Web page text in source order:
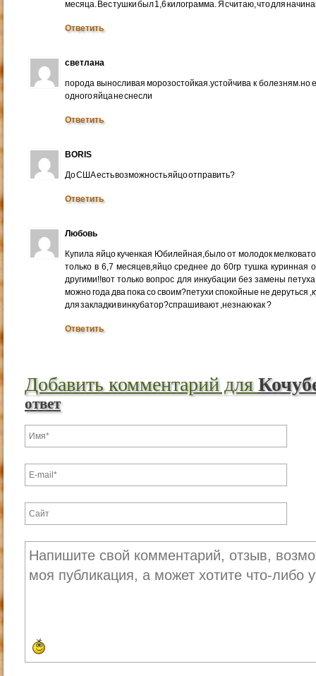
месяца. Вес тушки был 1,6 килограмма. Я считаю, что для
Ответить
светлана
порода выносливая морозостойкая.устойчива к
одного яйца не снесли
Ответить
BORIS
До США есть возможность яйцо отправить?
Ответить
Любовь
Купила яйцо кученкая Юбилейная,было от молодок
только в 6,7 месяцев,яйцо среднее до 60гр тушка куринная
другими!!вот только вопрос для инкубации без замены
можно года два пока со своим?петухи спокойные не деруться
для закладки в инкубатор?спрашивают ,незнаю как ?
Ответить
Добавить комментарий для
ответ